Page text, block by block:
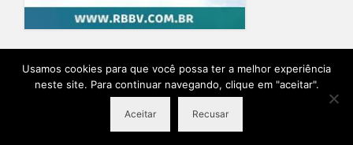
Home Blog Quem Escreve Sobre o Blog Contato
Ensaio Fotográfico na Provence Planeje sua viagem
© 2026 Destino Provence Natalia Itabayana - Desenvolvido por
Usamos cookies para que você possa ter a melhor experiência
neste site. Para continuar navegando, clique em "aceitar".
Aceitar Recusar